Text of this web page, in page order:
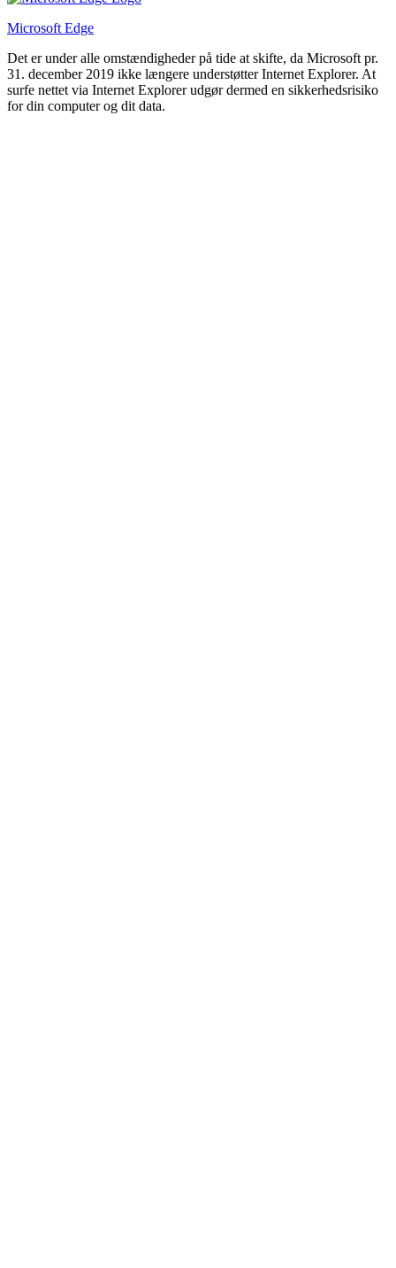
Microsoft Edge
Det er under alle omstændigheder på tide at skifte, da Microsoft pr.
31. december 2019 ikke længere understøtter Internet Explorer. At
surfe nettet via Internet Explorer udgør dermed en sikkerhedsrisiko
for din computer og dit data.